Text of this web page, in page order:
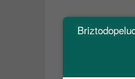
es:
49.00€.